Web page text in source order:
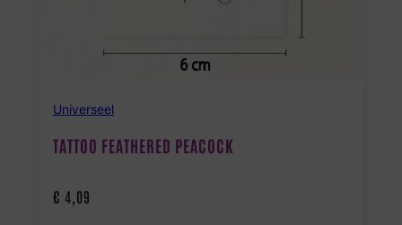
Universeel
TATTOO FEATHERED PEACOCK
€ 4,09